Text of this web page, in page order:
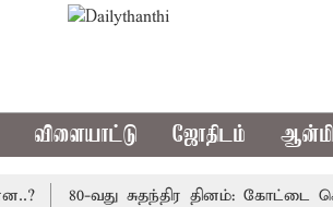
விளையாட்டு ஜோதிடம்
80-வது சுதந்திர தினம்: கோட்டை